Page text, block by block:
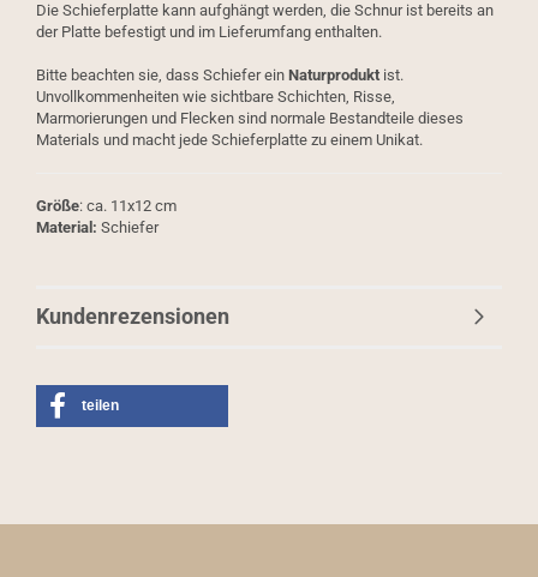
Die Schieferplatte kann aufghängt werden, die Schnur ist bereits an
der Platte befestigt und im Lieferumfang enthalten.
Bitte beachten sie, dass Schiefer ein Naturprodukt ist.
Unvollkommenheiten wie sichtbare Schichten, Risse,
Marmorierungen und Flecken sind normale Bestandteile dieses
Materials und macht jede Schieferplatte zu einem Unikat.
Größe: ca. 11x12 cm
Material: Schiefer
Kundenrezensionen
teilen